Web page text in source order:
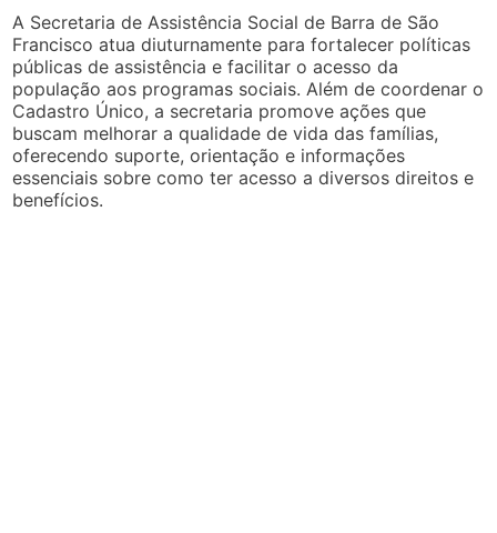
A Secretaria de Assistência Social de Barra de São
Francisco atua diuturnamente para fortalecer políticas
públicas de assistência e facilitar o acesso da
população aos programas sociais. Além de coordenar o
Cadastro Único, a secretaria promove ações que
buscam melhorar a qualidade de vida das famílias,
oferecendo suporte, orientação e informações
essenciais sobre como ter acesso a diversos direitos e
benefícios.